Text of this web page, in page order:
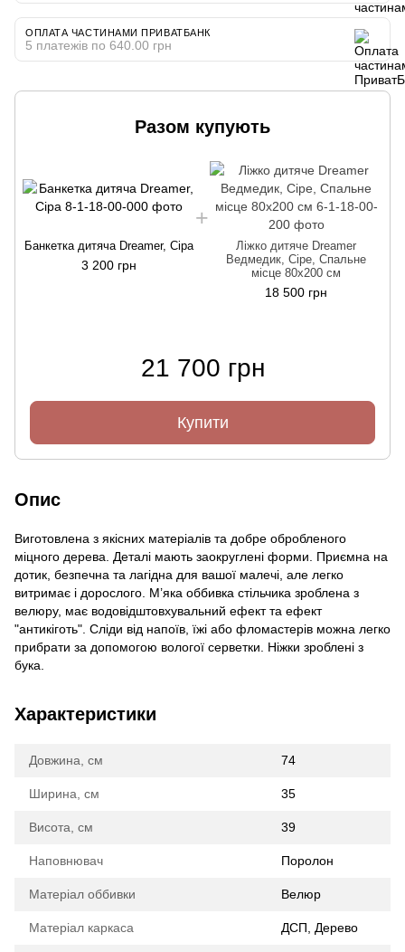
ОПЛАТА ЧАСТИНАМИ ПРИВАТБАНК
5 платежів по 640.00 грн
Разом купують
Банкетка дитяча Dreamer, Сіра
3 200 грн
Ліжко дитяче Dreamer
Ведмедик, Сіре, Спальне
місце 80х200 см
18 500 грн
21 700 грн
Купити
Опис
Виготовлена з якісних матеріалів та добре обробленого
міцного дерева. Деталі мають заокруглені форми. Приємна на
дотик, безпечна та лагідна для вашої малечі, але легко
витримає і дорослого. М’яка оббивка стільчика зроблена з
велюру, має водовідштовхувальний ефект та ефект
"антикіготь". Сліди від напоїв, їжі або фломастерів можна легко
прибрати за допомогою вологої серветки. Ніжки зроблені з
бука.
Характеристики
Довжина, см 74
Ширина, см 35
Висота, см 39
Наповнювач Поролон
Матеріал оббивки Велюр
Матеріал каркаса ДСП, Дерево